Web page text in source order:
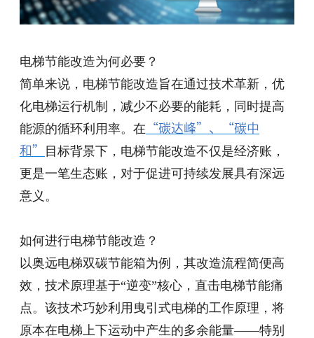
电梯节能改造为何必要？
简单来说， 电梯节能改造旨在通过技术革新，优
化电梯运行机制，减少不必要的能耗，同时提高
能源的循环利用率。在 “碳达峰”、“碳中
和”
目标背景下， 电梯节能改造不仅是经济账，
更是一笔生态账，对于促进可持续发展具有深远
意义。
如何进行电梯节能改造？
以奥远电梯双碳节能箱为例，其改造流程简便高
效，技术原理基于“逆变”核心，直击电梯节能痛
点。该技术巧妙利用曳引式电梯的工作原理，将
原本在电梯上下运动中产生的多余能量——特别